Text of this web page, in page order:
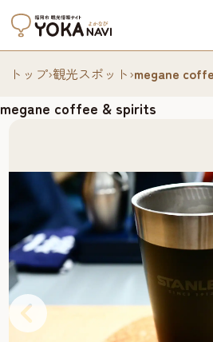
トップ›観光スポット›megane
megane coffee & spirits